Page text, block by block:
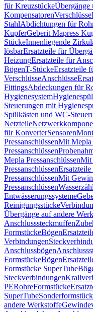
für KreuzstückeÜbergänge
KompensatorenVerschlüsse
StahlAbdichtungen für
KupferGeberit Mapress
StückeInnenliegende
lösbarErsatzteile für
HeizungErsatzteile für
BögenT-StückeErsatzteile
VerschlüsseAnschlüsse
FittingsAbdeckungen für
Hygienesystem
Steuerungen mit
Spülkästen und WC-
Netzteile
für KonverterSensoren
PressanschlüssenMit Mepla
Pressanschlüssen
Mepla PressanschlüssenMit
Pressanschlüssen
PressanschlüssenMit
Pressanschlüssen
Entwässerungssysteme
Reinigungsstücke
Übergänge auf andere
Anschlusssteckmuffen
FormstückeBögen
Verbindungen
Anschlussbögen
FormstückeBögen
Formstücke SuperTube
Steckverbindungen
PERohreFormstücke
SuperTube
andere Werkstoffe